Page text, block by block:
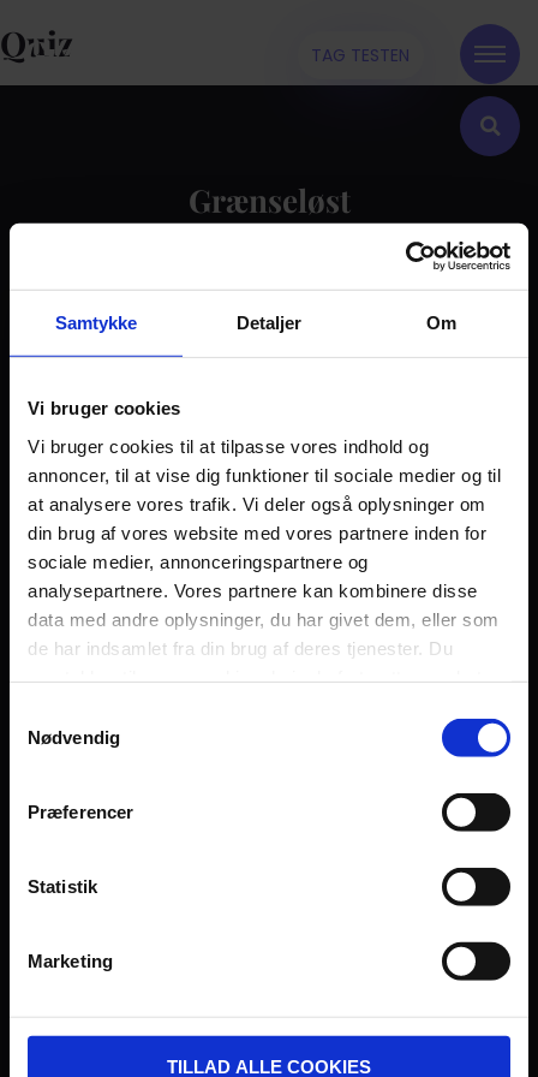
Samtykke Detaljer Om
Vi bruger cookies
Vi bruger cookies til at tilpasse vores indhold og
annoncer, til at vise dig funktioner til sociale medier og til
at analysere vores trafik. Vi deler også oplysninger om
din brug af vores website med vores partnere inden for
sociale medier, annonceringspartnere og
analysepartnere. Vores partnere kan kombinere disse
data med andre oplysninger, du har givet dem, eller som
de har indsamlet fra din brug af deres tjenester. Du
Nødvendig
Præferencer
Statistik
Marketing
TILLAD ALLE COOKIES
TAG TESTEN
Quiz
Grænseløst
Kontakt
Dilemma
Stories & Viden
Pårørende
Find støtte
Om os
Persondatapolitik
Fagområde